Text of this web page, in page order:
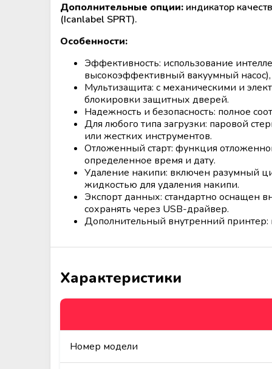
Аппараты для автоматического
взятия крови
Мобильный пункт забора крови
(Донорский автобус)
Дополнительные опции: индикатор
(Icanlabel SPRT).
Особенности:
Эффективность: использование
высокоэффективный вакуумный
Мультизащита: с механическими и
блокировки защитных дверей.
Надежность и безопасность: полное
Для любого типа загрузки: паровой
или жестких инструментов.
Отложенный старт: функция
определенное время и дату.
Удаление накипи: включен разумный
жидкостью для удаления накипи.
Экспорт данных: стандартно оснащен
сохранять через USB-драйвер.
Дополнительный внутренний принтер:
Характеристики
Номер модели